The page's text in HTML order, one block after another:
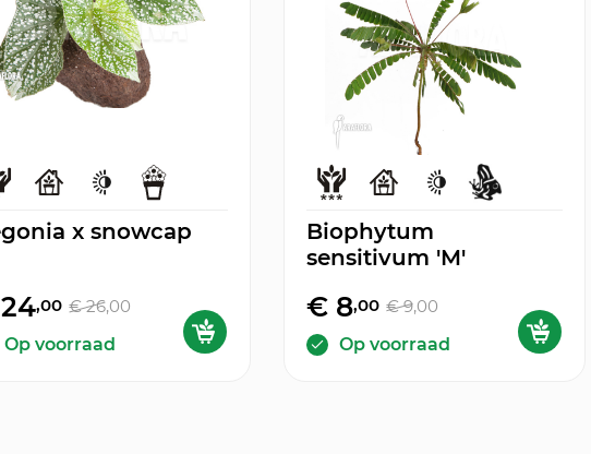
x snowcap
,00 € 26,00
Op voorraad
Biophytum
sensitivum 'M'
€ 8,00 € 9,00
Op voorraad